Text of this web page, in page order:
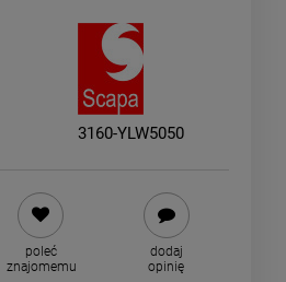
3160-YLW5050
poleć
znajomemu
dodaj
opinię